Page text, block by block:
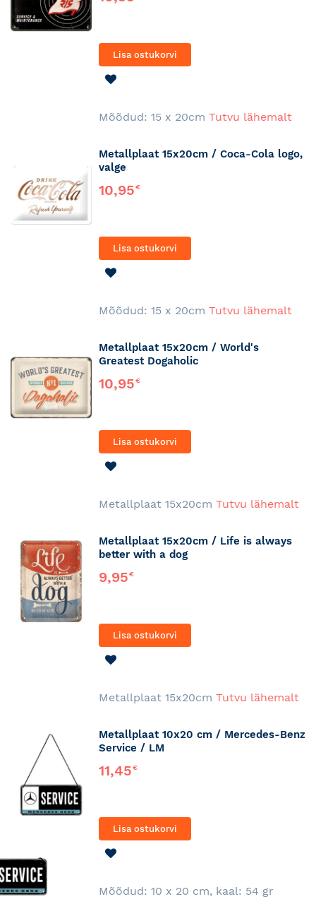
Lisa ostukorvi
Mõõdud: 15 x 20cm Tutvu lähemalt
Metallplaat 15x20cm / Coca-Cola logo,
valge
10,95€
Lisa ostukorvi
Mõõdud: 15 x 20cm Tutvu lähemalt
Metallplaat 15x20cm / World's
Greatest Dogaholic
10,95€
Lisa ostukorvi
Metallplaat 15x20cm Tutvu lähemalt
Metallplaat 15x20cm / Life is always
better with a dog
9,95€
Lisa ostukorvi
Metallplaat 15x20cm Tutvu lähemalt
Metallplaat 10x20 cm / Mercedes-Benz
Service / LM
11,45€
Lisa ostukorvi
Mõõdud: 10 x 20 cm, kaal: 54 gr